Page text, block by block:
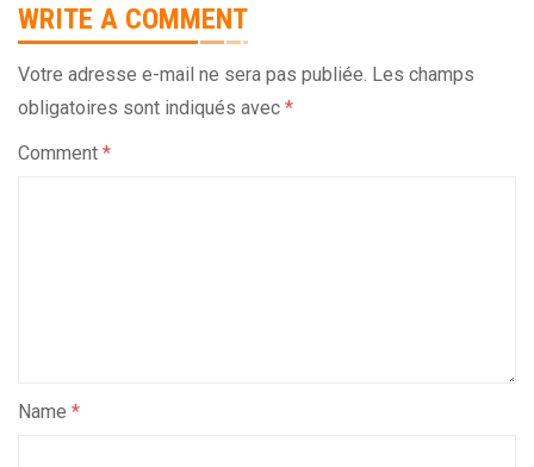
WRITE A COMMENT
Votre adresse e-mail ne sera pas publiée. Les champs
obligatoires sont indiqués avec *
Comment *
Name *